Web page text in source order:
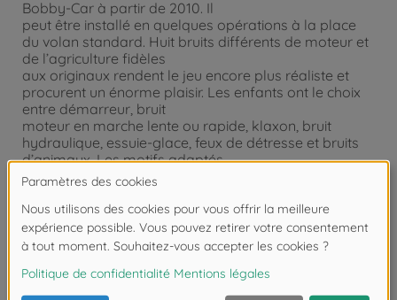
Bobby-Car à partir de 2010. Il
peut être installé en quelques opérations à la place
du volan standard. Huit bruits différents de moteur et
de l’agriculture fidèles
aux originaux rendent le jeu encore plus réaliste et
procurent un énorme plaisir. Les enfants ont le choix
entre démarreur, bruit
moteur en marche lente ou rapide, klaxon, bruit
hydraulique, essuie-glace, feux de détresse et bruits
d’animaux. Les motifs adaptés
aux enfants comme une tortue pour la marche lente
très simple. Les bruits du coq,
de la vache ou du cochon se font entendre quand on
appuie sur le touches avec la tête des animaux.